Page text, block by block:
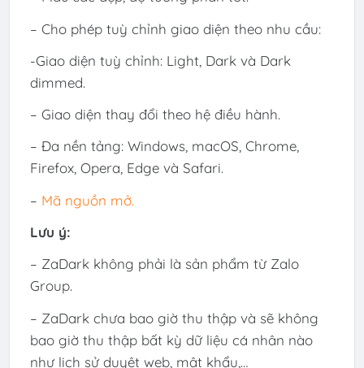
– Cho phép tuỳ chỉnh giao diện theo nhu cầu:
-Giao diện tuỳ chỉnh: Light, Dark và Dark
dimmed.
– Giao diện thay đổi theo hệ điều hành.
– Đa nền tảng: Windows, macOS, Chrome,
Firefox, Opera, Edge và Safari.
– Mã nguồn mở.
Lưu ý:
– ZaDark không phải là sản phẩm từ Zalo
Group.
– ZaDark chưa bao giờ thu thập và sẽ không
bao giờ thu thập bất kỳ dữ liệu cá nhân nào
như lịch sử duyệt web, mật khẩu,…